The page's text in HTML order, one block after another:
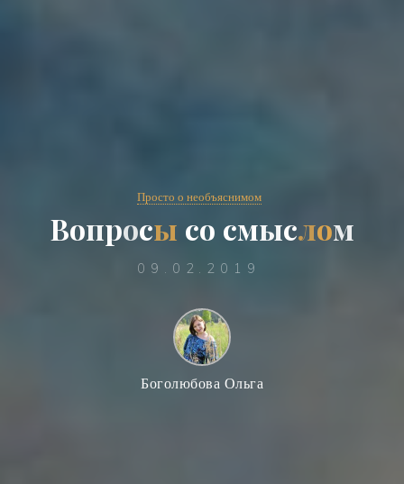
Просто о необъяснимом
Вопросы со смыслом
09.02.2019
Боголюбова Ольга